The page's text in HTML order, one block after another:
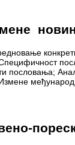
пословања;
o-